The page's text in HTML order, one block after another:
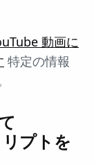
動画に
特定の情報
プトを